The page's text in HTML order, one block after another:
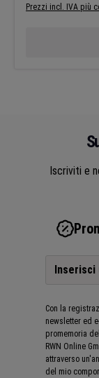
Prezzi incl. IVA più
Iscriviti e
Con la
newsletter ed
promemoria
RWN Online
attraverso
del mio